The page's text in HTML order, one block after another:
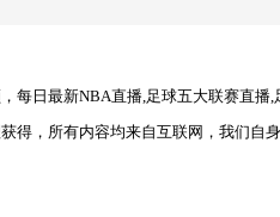
日最新NBA直播,足球五大联赛直播,
得，所有内容均来自互联网，我们